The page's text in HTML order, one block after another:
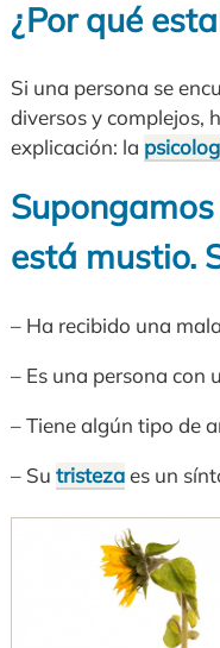
¿Por qué
Si una persona se
diversos y complejos,
explicación: la
está mustio.
– Ha recibido una
– Es una persona con
– Tiene algún tipo de
– Su tristezaes un